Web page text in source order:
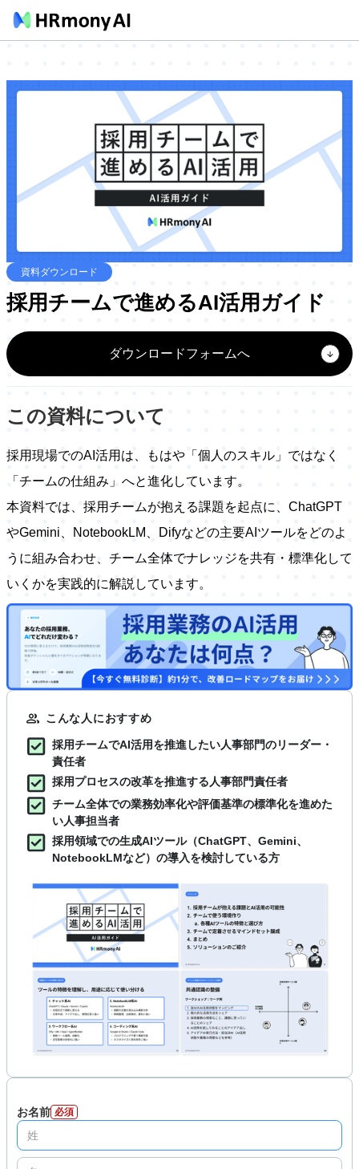
資料ダウンロード
採用チームで進めるAI活用ガイド
ダウンロードフォームへ
この資料について
採用現場でのAI活用は、もはや「個人のスキル」ではなく
「チームの仕組み」へと進化しています。
本資料では、採用チームが抱える課題を起点に、ChatGPT
やGemini、NotebookLM、Difyなどの主要AIツールをどのよ
うに組み合わせ、チーム全体でナレッジを共有・標準化して
いくかを実践的に解説しています。
こんな人におすすめ
採用チームでAI活用を推進したい人事部門のリーダー・
責任者
採用プロセスの改革を推進する人事部門責任者
チーム全体での業務効率化や評価基準の標準化を進めた
い人事担当者
採用領域での生成AIツール（ChatGPT、Gemini、
NotebookLMなど）の導入を検討している方
お名前 必須